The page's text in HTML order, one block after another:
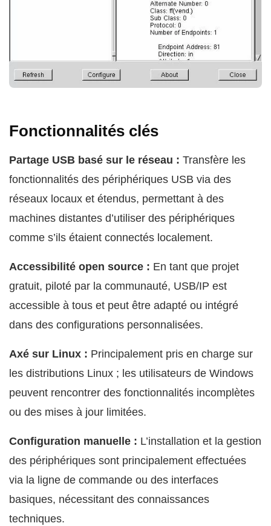
Fonctionnalités clés
Partage USB basé sur le réseau : Transfère les
fonctionnalités des périphériques USB via des
réseaux locaux et étendus, permettant à des
machines distantes d’utiliser des périphériques
comme s’ils étaient connectés localement.
Accessibilité open source : En tant que projet
gratuit, piloté par la communauté, USB/IP est
accessible à tous et peut être adapté ou intégré
dans des configurations personnalisées.
Axé sur Linux : Principalement pris en charge sur
les distributions Linux ; les utilisateurs de Windows
peuvent rencontrer des fonctionnalités incomplètes
ou des mises à jour limitées.
Configuration manuelle : L’installation et la gestion
des périphériques sont principalement effectuées
via la ligne de commande ou des interfaces
basiques, nécessitant des connaissances
techniques.